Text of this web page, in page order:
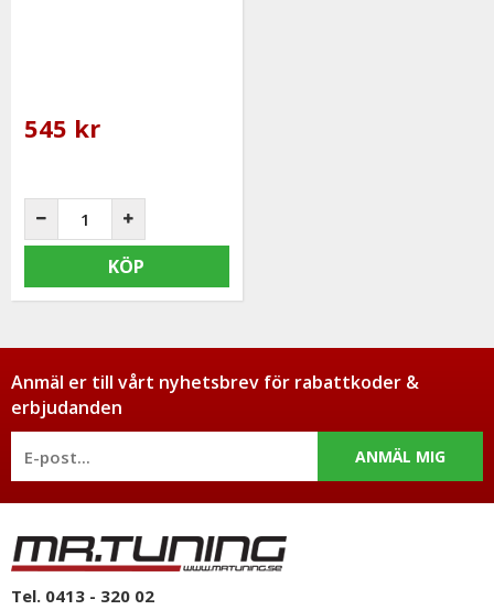
545 kr
KÖP
Anmäl er till vårt nyhetsbrev för rabattkoder &
erbjudanden
ANMÄL MIG
Tel. 0413 - 320 02